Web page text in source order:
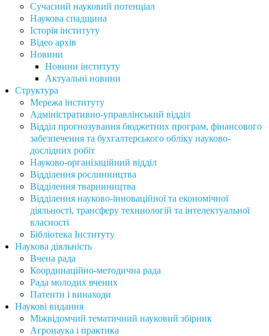
Сучасний науковий потенціал
Наукова спадщина
Історія інституту
Відео архів
Новини
Новини інституту
Актуальні новини
Структура
Мережа інституту
Адміністративно-управлінський відділ
Відділ прогнозування бюджетних програм, фінансового
забезпечення та бухгалтерського обліку науково-
дослідних робіт
Науково-організаційний відділ
Відділення рослинництва
Відділення тваринництва
Відділення науково-інноваційної та економічної
діяльності, трансферу техннологій та інтелектуальної
власності
Бібліотека Інституту
Наукова діяльність
Вчена рада
Координаційно-методична рада
Рада молодих вчених
Патенти і винаходи
Наукові видання
Міжвідомчий тематичний науковий збірник
Агронаука і практика